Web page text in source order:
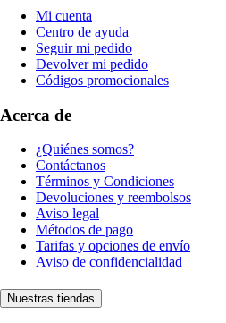
Mi cuenta
Centro de ayuda
Seguir mi pedido
Devolver mi pedido
Códigos promocionales
Acerca de
¿Quiénes somos?
Contáctanos
Términos y Condiciones
Devoluciones y reembolsos
Aviso legal
Métodos de pago
Tarifas y opciones de envío
Aviso de confidencialidad
Nuestras tiendas